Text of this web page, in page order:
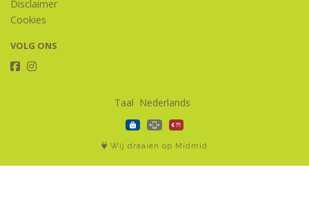
Disclaimer
Cookies
VOLG ONS
Taal
Wij draaien op Midmid